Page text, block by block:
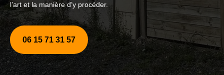
l’art et la manière d’y procéder.
06 15 71 31 57